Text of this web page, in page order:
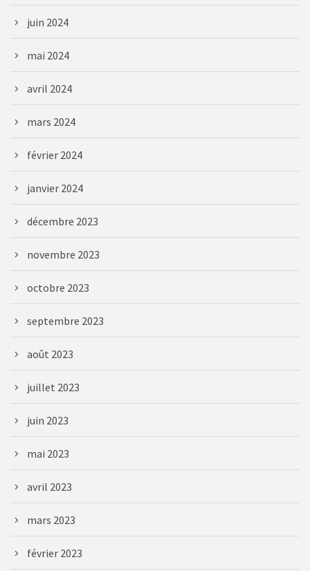
juin 2024
mai 2024
avril 2024
mars 2024
février 2024
janvier 2024
décembre 2023
novembre 2023
octobre 2023
septembre 2023
août 2023
juillet 2023
juin 2023
mai 2023
avril 2023
mars 2023
février 2023